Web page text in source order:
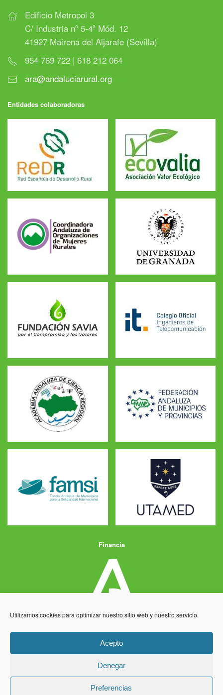
Utilizamos cookies para optimizar nuestro sitio web y nuestro servicio.
Acepto
Denegar
Preferencias
Edificio Metropol 3
C/ Industria nº 5-4ª Mód. 12
41927 Mairena del Aljarafe (Sevilla)
954 769 722 | 618 212 064
ara@andaluciarural.org
Entidades colaboradoras
Financia